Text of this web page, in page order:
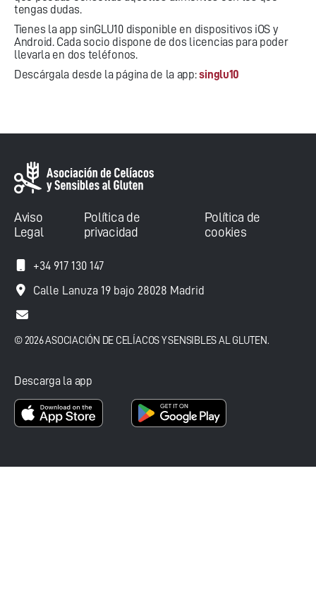
tengas dudas.
Tienes la app sinGLU10 disponible en dispositivos iOS y
Android. Cada socio dispone de dos licencias para poder
llevarla en dos teléfonos.
Descárgala desde la página de la app:singlu10
Aviso
Legal
Política de
privacidad
Política de
cookies
+34 917 130 147
Calle Lanuza 19 bajo 28028 Madrid
© 2026 ASOCIACIÓN DE CELÍACOS Y SENSIBLES AL GLUTEN.
Descarga la app